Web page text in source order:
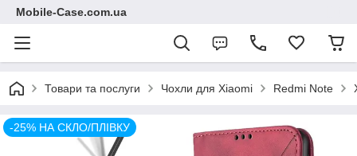
Mobile-Case.com.ua
Товари та послуги Чохли для Xiaomi Redmi Note
-25% НА СКЛО/ПЛІВКУ